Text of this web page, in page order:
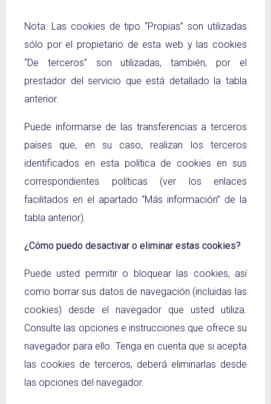
Nota: Las cookies de tipo “Propias” son utilizadas
sólo por el propietario de esta web y las cookies
“De terceros” son utilizadas, también, por el
prestador del servicio que está detallado la tabla
anterior.
Puede informarse de las transferencias a terceros
países que, en su caso, realizan los terceros
identificados en esta política de cookies en sus
correspondientes políticas (ver los enlaces
facilitados en el apartado “Más información” de la
tabla anterior).
¿Cómo puedo desactivar o eliminar estas cookies?
Puede usted permitir o bloquear las cookies, así
como borrar sus datos de navegación (incluidas las
cookies) desde el navegador que usted utiliza.
Consulte las opciones e instrucciones que ofrece su
navegador para ello. Tenga en cuenta que si acepta
las cookies de terceros, deberá eliminarlas desde
las opciones del navegador.